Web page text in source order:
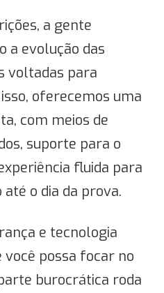
a gente
a evolução das
voltadas para
oferecemos uma
com meios de
suporte para o
fluida para
o dia da prova.
e tecnologia
você possa focar no
burocrática roda